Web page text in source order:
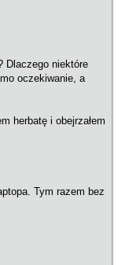
Dlaczego niektóre
oczekiwanie, a
herbatę i obejrzałem
Tym razem bez